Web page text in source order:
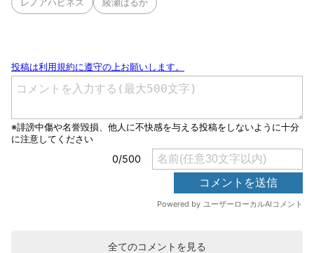
全てのコメントを見る